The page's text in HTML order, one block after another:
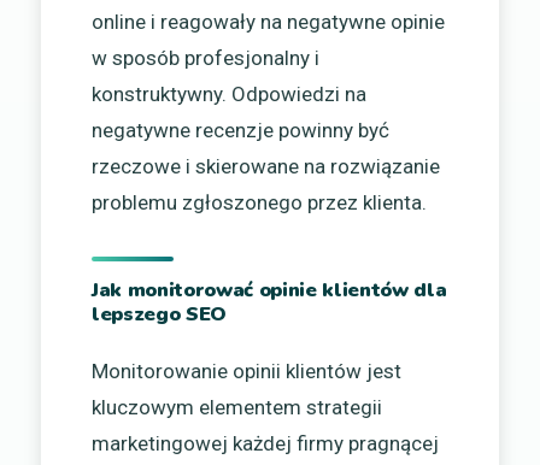
online i reagowały na negatywne opinie
w sposób profesjonalny i
konstruktywny. Odpowiedzi na
negatywne recenzje powinny być
rzeczowe i skierowane na rozwiązanie
problemu zgłoszonego przez klienta.
Jak monitorować opinie klientów dla
lepszego SEO
Monitorowanie opinii klientów jest
kluczowym elementem strategii
marketingowej każdej firmy pragnącej